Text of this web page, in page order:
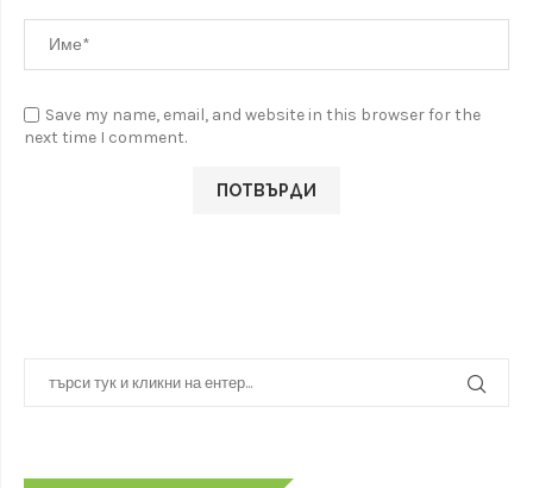
Save my name, email, and website in this browser for the
next time I comment.